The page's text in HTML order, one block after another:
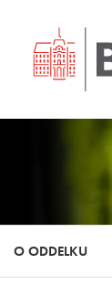
O ODDELKU